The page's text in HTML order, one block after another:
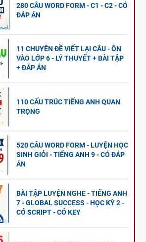
280 CÂU WORD FORM - C1 - C2 - CÓ
ĐÁP ÁN
11 CHUYÊN ĐỀ VIẾT LẠI CÂU - ÔN
VÀO LỚP 6 - LÝ THUYẾT + BÀI TẬP
+ ĐÁP ÁN
110 CẤU TRÚC TIẾNG ANH QUAN
TRỌNG
520 CÂU WORD FORM - LUYỆN HỌC
SINH GIỎI - TIẾNG ANH 9 - CÓ ĐÁP
ÁN
BÀI TẬP LUYỆN NGHE - TIẾNG ANH
7 - GLOBAL SUCCESS - HỌC KỲ 2 -
CÓ SCRIPT - CÓ KEY